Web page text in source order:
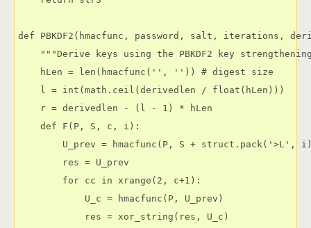
def PBKDF2(hmacfunc, password, salt, iterations,
"""Derive keys using the PBKDF2 key
    hLen = len(hmacfunc('', '')) # digest size
    l = int(math.ceil(derivedlen / float(hLen)))
    r = derivedlen - (l - 1) * hLen
    def F(P, S, c, i):
U_prev = hmacfunc(P, S + struct.pack('>L',
        res = U_prev
        for cc in xrange(2, c+1):
            U_c = hmacfunc(P, U_prev)
            res = xor_string(res, U_c)